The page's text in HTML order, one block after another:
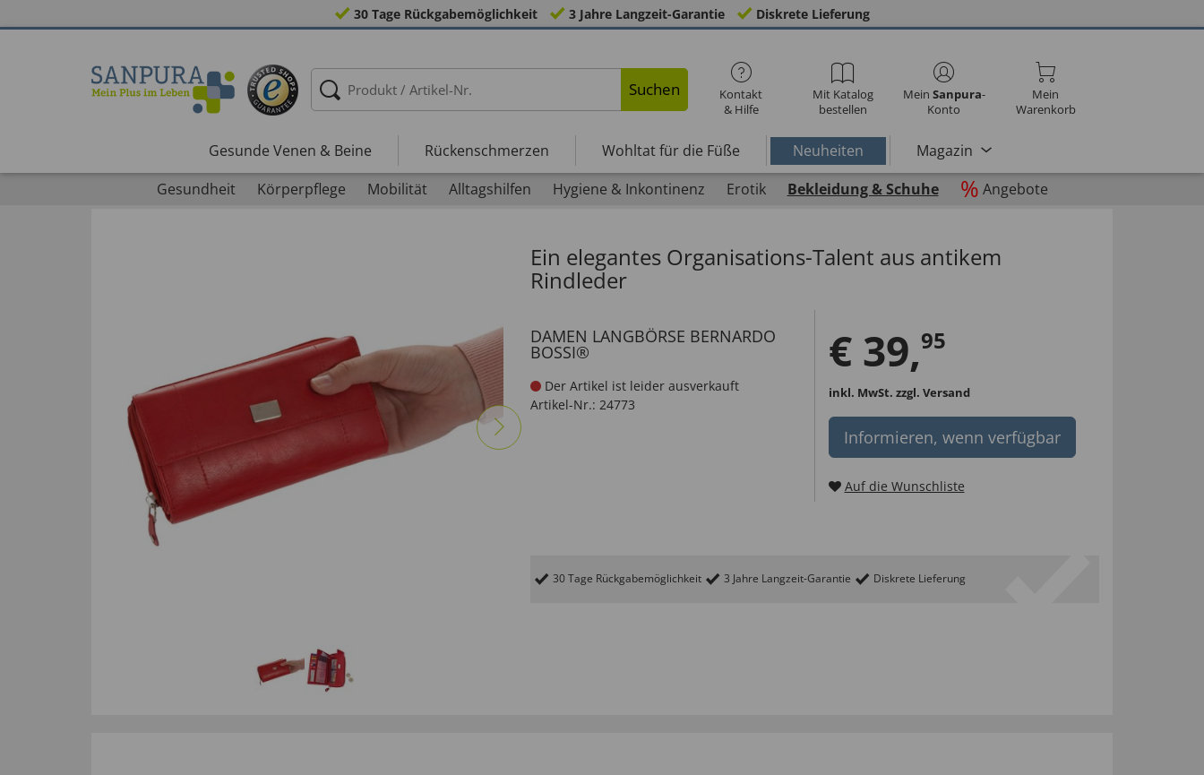
30 Tage Rückgabemöglichkeit 3 Jahre Langzeit-Garantie Diskrete Lieferung
Suchen
Kontakt
& Hilfe
Mit Katalog
bestellen
Mein Sanpura-
Konto
Mein
Warenkorb
Gesunde Venen & Beine Rückenschmerzen Wohltat für die Füße Neuheiten
Magazin
Gesundheit
Körperpflege Mobilität Alltagshilfen Hygiene & Inkontinenz Erotik Bekleidung & Schuhe % Angebote
Ein elegantes Organisations-Talent aus antikem
Rindleder
DAMEN LANGBÖRSE BERNARDO
BOSSI®
Der Artikel ist leider ausverkauft
Artikel-Nr.: 24773
€ 39,95
inkl. MwSt. zzgl. Versand
Informieren, wenn verfügbar
Auf die Wunschliste
30 Tage Rückgabemöglichkeit 3 Jahre Langzeit-Garantie Diskrete Lieferung